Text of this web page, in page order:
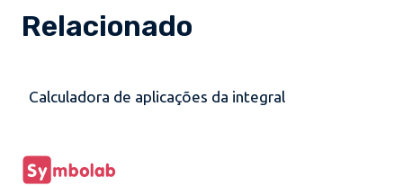
Relacionado
Calculadora de aplicações da integral